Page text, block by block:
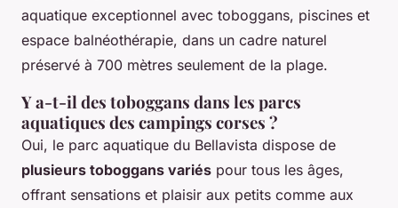
aquatique exceptionnel avec toboggans, piscines et
espace balnéothérapie, dans un cadre naturel
préservé à 700 mètres seulement de la plage.
Y a-t-il des toboggans dans les parcs
aquatiques des campings corses ?
Oui, le parc aquatique du Bellavista dispose de
plusieurs toboggans variés pour tous les âges,
offrant sensations et plaisir aux petits comme aux